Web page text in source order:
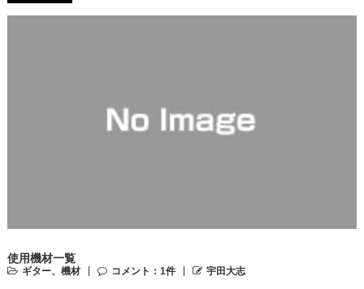
使用機材一覧
ギター、機材 コメント：1件 宇田大志